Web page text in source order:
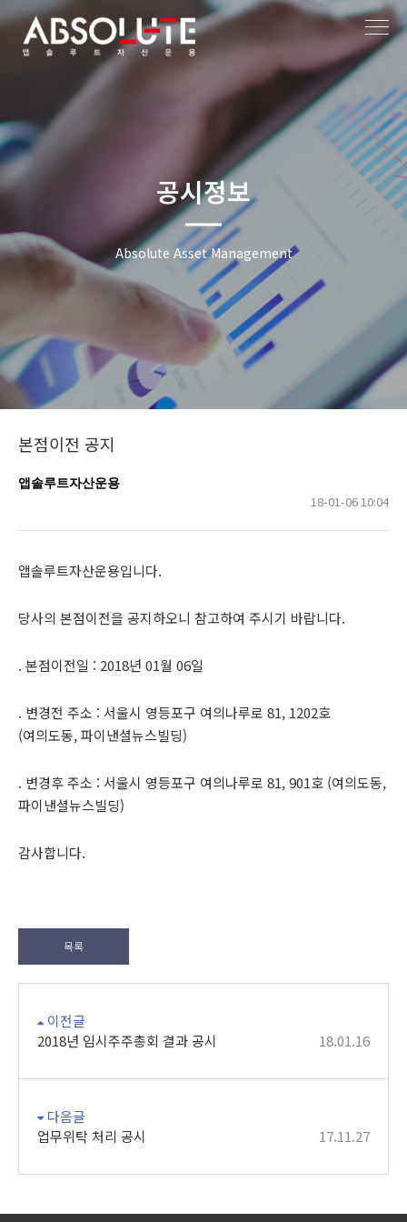
공시정보
Absolute Asset Management
본점이전 공지
앱솔루트자산운용
18-01-06 10:04
앱솔루트자산운용입니다.
당사의 본점이전을 공지하오니 참고하여 주시기 바랍니다.
. 본점이전일 : 2018년 01월 06일
. 변경전 주소 : 서울시 영등포구 여의나루로 81, 1202호
(여의도동, 파이낸셜뉴스빌딩)
. 변경후 주소 : 서울시 영등포구 여의나루로 81, 901호 (여의도동,
파이낸셜뉴스빌딩)
감사합니다.
목록
이전글
2018년 임시주주총회 결과 공시
18.01.16
다음글
업무위탁 처리 공시
17.11.27